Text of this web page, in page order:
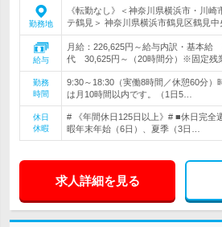
勤務地
《転勤なし》＜神奈川県横浜市・川
テ鶴見＞ 神奈川県横浜市鶴見区鶴見中
給与
月給：226,625円～給与内訳・基本給
代 30,625円～（20時間分）※固定残
勤務
時間
9:30～18:30（実働8時間／休憩60分
は月10時間以内です。（1日5…
休日
休暇
# 《年間休日125日以上》# ■休日完全
暇年末年始（6日）、夏季（3日…
求人詳細を見る